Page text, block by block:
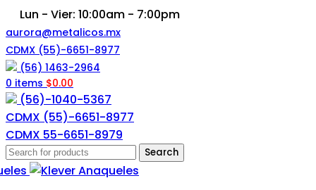
Lun - Vier: 10:00am - 7:00pm
aurora@metalicos.mx
CDMX (55)-6651-8977
(56) 1463-2964
0 items $0.00
(56)-1040-5367
CDMX (55)-6651-8977
CDMX 55-6651-8979
Search